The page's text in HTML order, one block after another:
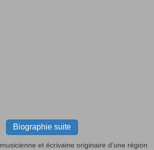
Biographie suite
et écrivaine originaire d’une région